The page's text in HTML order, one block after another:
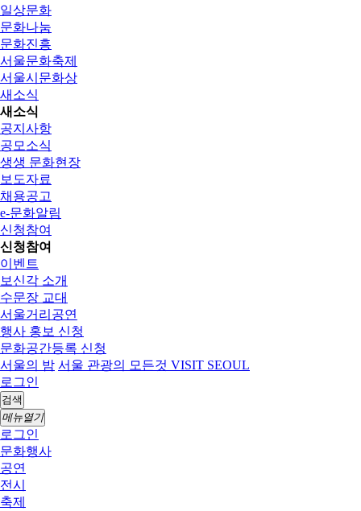
일상문화
문화나눔
문화진흥
서울문화축제
서울시문화상
새소식
새소식
공지사항
공모소식
생생 문화현장
보도자료
채용공고
e-문화알림
신청참여
신청참여
이벤트
보신각 소개
수문장 교대
서울거리공연
행사 홍보 신청
문화공간등록 신청
서울의 밤 서울 관광의 모든것 VISIT SEOUL
로그인
검색
메뉴열기
로그인
문화행사
공연
전시
축제